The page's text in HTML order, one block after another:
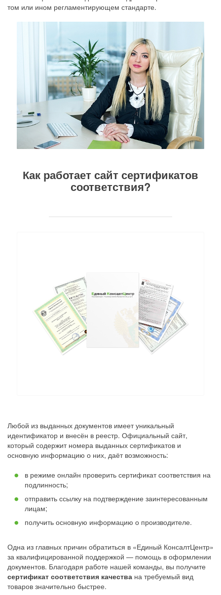
том или ином регламентирующем стандарте.
Как работает сайт сертификатов
соответствия?
Любой из выданных документов имеет уникальный
идентификатор и внесён в реестр. Официальный сайт,
который содержит номера выданных сертификатов и
основную информацию о них, даёт возможность:
в режиме онлайн проверить сертификат соответствия на
подлинность;
отправить ссылку на подтверждение заинтересованным
лицам;
получить основную информацию о производителе.
Одна из главных причин обратиться в «Единый КонсалтЦентр»
за квалифицированной поддержкой — помощь в оформлении
документов. Благодаря работе нашей команды, вы получите
сертификат соответствия качества на требуемый вид
товаров значительно быстрее.